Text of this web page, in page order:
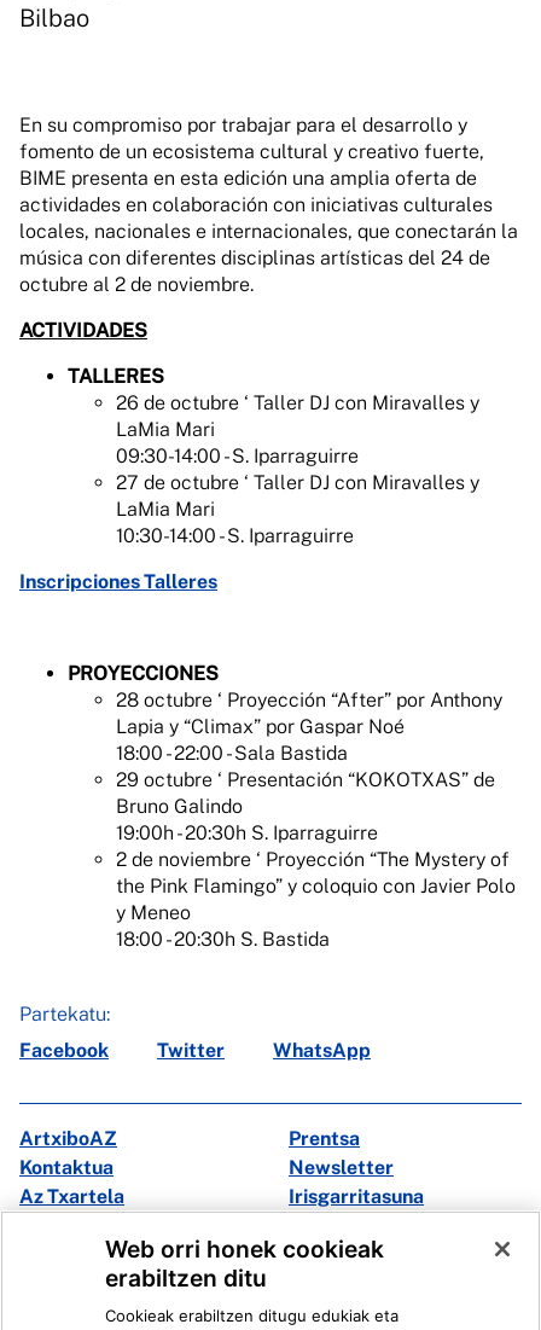
Bilbao
En su compromiso por trabajar para el desarrollo y
fomento de un ecosistema cultural y creativo fuerte,
BIME presenta en esta edición una amplia oferta de
actividades en colaboración con iniciativas culturales
locales, nacionales e internacionales, que conectarán la
música con diferentes disciplinas artísticas del 24 de
octubre al 2 de noviembre.
ACTIVIDADES
TALLERES
26 de octubre ‘ Taller DJ con Miravalles y
LaMia Mari
09:30-14:00 - S. Iparraguirre
27 de octubre ‘ Taller DJ con Miravalles y
LaMia Mari
10:30-14:00 - S. Iparraguirre
Inscripciones Talleres
PROYECCIONES
28 octubre ‘ Proyección “After” por Anthony
Lapia y “Climax” por Gaspar Noé
18:00 - 22:00 - Sala Bastida
29 octubre ‘ Presentación “KOKOTXAS” de
Bruno Galindo
19:00h - 20:30h S. Iparraguirre
2 de noviembre ‘ Proyección “The Mystery of
the Pink Flamingo” y coloquio con Javier Polo
y Meneo
18:00 - 20:30h S. Bastida
Partekatu:
Facebook
Twitter WhatsApp
ArtxiboAZ
Prentsa
Kontaktua
Newsletter
Az Txartela
Irisgarritasuna
Instagram
Youtube
Web orri honek cookieak
erabiltzen ditu
Cookieak erabiltzen ditugu edukiak eta